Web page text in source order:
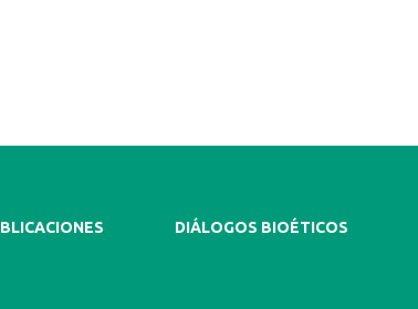
DIÁLOGOS BIOÉTICOS